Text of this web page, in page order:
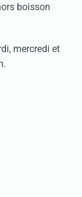
boisson
mercredi et